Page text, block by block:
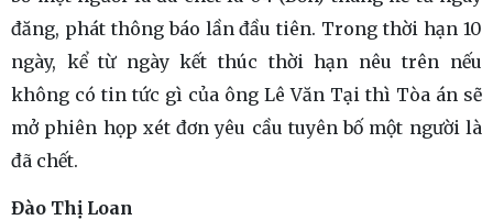
đăng, phát thông báo lần đầu tiên. Trong thời hạn 10
ngày, kể từ ngày kết thúc thời hạn nêu trên nếu
không có tin tức gì của ông Lê Văn Tại thì Tòa án sẽ
mở phiên họp xét đơn yêu cầu tuyên bố một người là
đã chết.
Đào Thị Loan